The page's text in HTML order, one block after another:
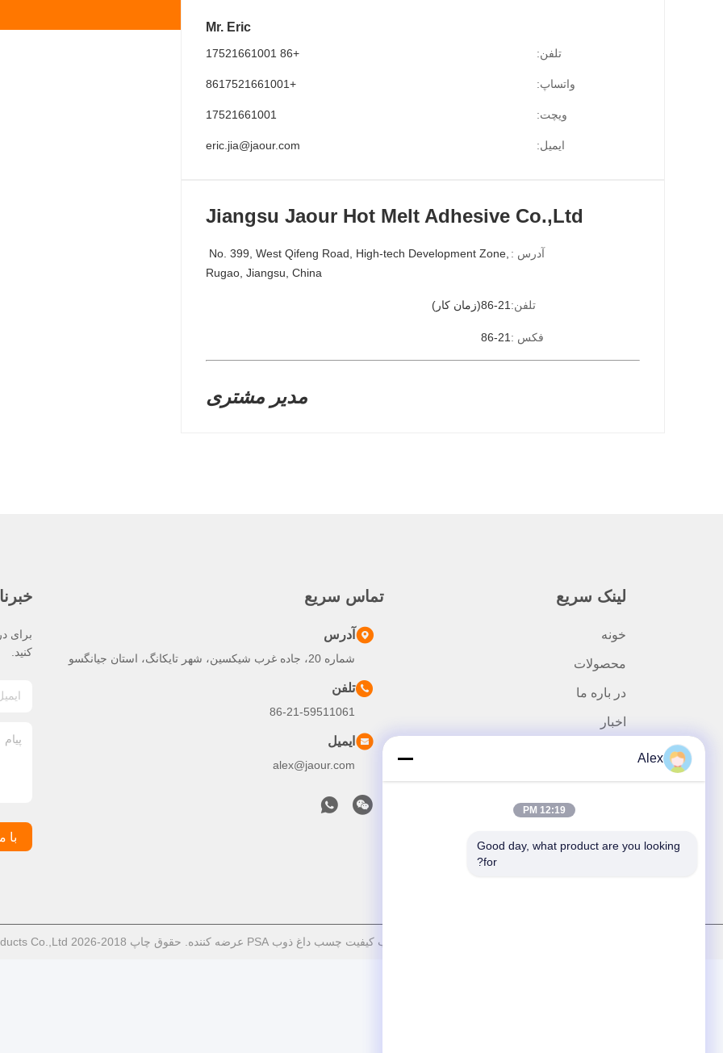
Mr. Eric
تلفن: +86 17521661001
واتساپ: +8617521661001
ویچت: 17521661001
ایمیل: eric.jia@jaour.com
Jiangsu Jaour Hot Melt Adhesive Co.,Ltd
آدرس :
Rugao, Jiangsu, China
تلفن: 86-21(زمان کار)
فکس : 86-21
مدیر مشتری
لینک سریع
خونه
محصولات
در باره ما
اخبار
با ما تماس بگیرید
تماس سریع
آدرس
شماره 20، جاده غرب شیکسین، شهر تایکانگ، استان جیانگسو
تلفن
86-21-59511061
ایمیل
alex@jaour.com
برای
کنید.
با
| چین خوب کیفیت چسب داغ ذوب PSA عرضه کننده. حقوق چاپ 2018-2026 Shanghai Jaour Adhesive Products Co.,Ltd . همه حقوق محفوظ است.
Alex
12:19 PM
Good day, what product are you looking
for?